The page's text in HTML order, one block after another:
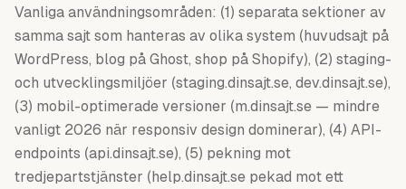
Vanliga användningsområden: (1) separata sektioner av
samma sajt som hanteras av olika system (huvudsajt på
WordPress, blog på Ghost, shop på Shopify), (2) staging-
och utvecklingsmiljöer (staging.dinsajt.se, dev.dinsajt.se),
(3) mobil-optimerade versioner (m.dinsajt.se — mindre
vanligt 2026 när responsiv design dominerar), (4) API-
endpoints (api.dinsajt.se), (5) pekning mot
tredjepartstjänster (help.dinsajt.se pekad mot ett